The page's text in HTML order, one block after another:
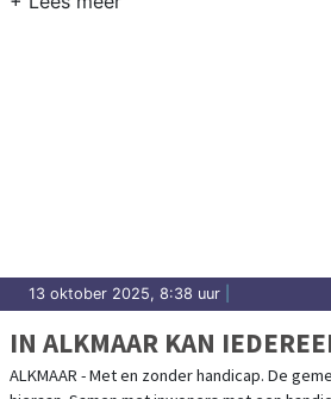
13 oktober 2025, 8:38 uur
IN ALKMAAR KAN
ALKMAAR - Met en zonder handicap. De